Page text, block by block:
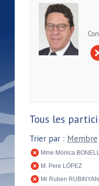
Tous les
Trier par : Membre
Mme Mònica
M. Pere LÓPEZ
Mr Ruben RUBINYAN